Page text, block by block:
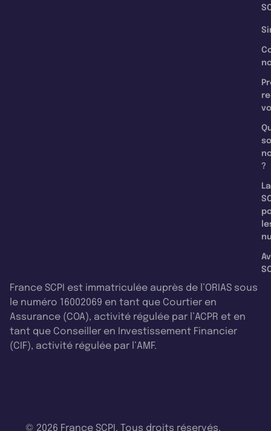
?
La
France SCPI est immatriculée auprès de l’ORIAS sous
le numéro 16002069 en tant que Courtier en
Assurance (COA), activité régulée par l’ACPR et en
tant que Conseiller en Investissement Financier
(CIF), activité régulée par l’AMF.
© 2026 France SCPI. Tous droits réservés.